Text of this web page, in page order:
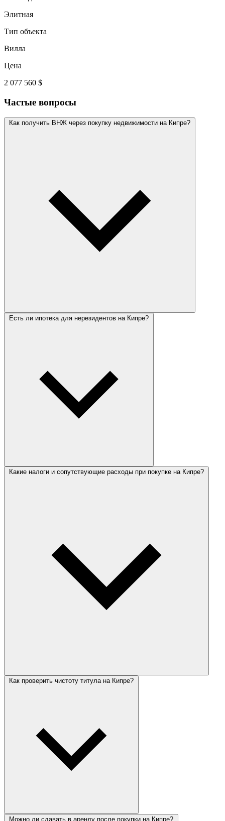
Элитная
Тип объекта
Вилла
Цена
2 077 560 $
Частые вопросы
Как получить ВНЖ через покупку недвижимости на Кипре?
Есть ли ипотека для нерезидентов на Кипре?
Какие налоги и сопутствующие расходы при покупке на Кипре?
Как проверить чистоту титула на Кипре?
Можно ли сдавать в аренду после покупки на Кипре?